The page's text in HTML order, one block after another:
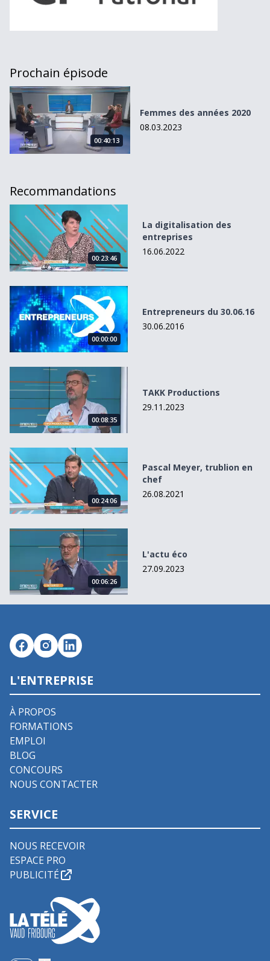
Prochain épisode
Femmes des années 2020
00:40:13
Femmes des années 2020
08.03.2023
Recommandations
La digitalisation des entreprises
00:23:46
La digitalisation des
entreprises
16.06.2022
Entrepreneurs du 30.06.16
00:00:00
Entrepreneurs du 30.06.16
30.06.2016
TAKK Productions
00:08:35
TAKK Productions
29.11.2023
Pascal Meyer, trublion en chef
00:24:06
Pascal Meyer, trublion en
chef
26.08.2021
L&#039;actu éco
00:06:26
L'actu éco
27.09.2023
L'ENTREPRISE
À PROPOS
FORMATIONS
EMPLOI
BLOG
CONCOURS
NOUS CONTACTER
SERVICE
NOUS RECEVOIR
ESPACE PRO
PUBLICITÉ